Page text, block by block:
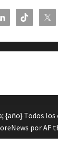
{año} Todos los
por AF